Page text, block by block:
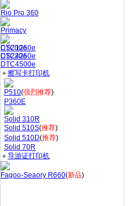
Rio Pro 360
Primacy
CS200e
CS220e
DTC1250e
DTC4250e
DTC4500e
＋擦写卡打印机
P510(强烈推荐)
P360E
Solid 310R
Solid 510S(推荐)
Solid 510D(推荐)
Solid 70R
＋导游证打印机
Fagoo-Seaory R660(新品)